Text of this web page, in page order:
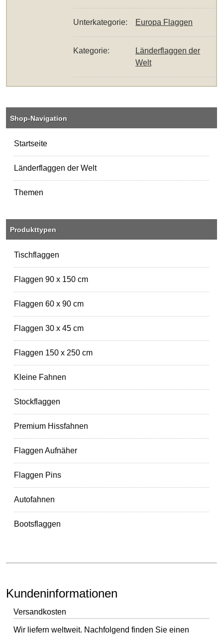
Unterkategorie: Europa Flaggen
Kategorie:
Länderflaggen der
Welt
Shop-Navigation
Startseite
Länderflaggen der Welt
Themen
Produkttypen
Tischflaggen
Flaggen 90 x 150 cm
Flaggen 60 x 90 cm
Flaggen 30 x 45 cm
Flaggen 150 x 250 cm
Kleine Fahnen
Stockflaggen
Premium Hissfahnen
Flaggen Aufnäher
Flaggen Pins
Autofahnen
Bootsflaggen
Kundeninformationen
Versandkosten
Wir liefern weltweit. Nachfolgend finden Sie einen